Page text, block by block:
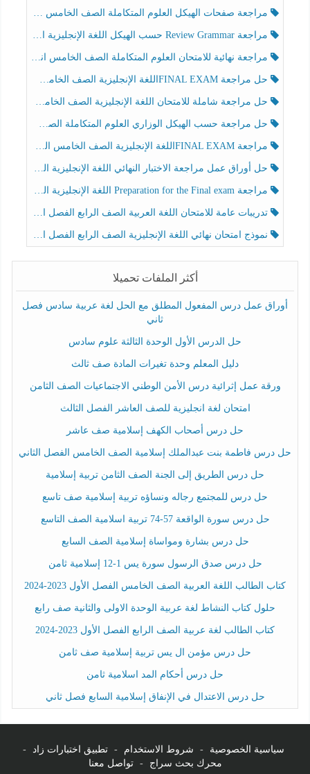
مراجعة صفحات الهيكل العلوم المتكاملة الصف الخامس انسبير الفصل الثالث
مراجعة Review Grammar حسب الهيكل اللغة الإنجليزية الصف الخامس الفصل الثالث
مراجعة نهائية للامتحان العلوم المتكاملة الصف الخامس انسبير الفصل الثالث
حل مراجعة FINAL EXAMاللغة الإنجليزية الصف الخامس الفصل الثالث
حل مراجعة شاملة للامتحان اللغة الإنجليزية الصف الخامس الفصل الثالث
حل مراجعة حسب الهيكل الوزاري العلوم المتكاملة الصف الخامس عام الفصل الثالث
مراجعة FINAL EXAMاللغة الإنجليزية الصف الخامس الفصل الثالث
حل أوراق عمل مراجعة الاختبار النهائي اللغة الإنجليزية الصف الرابع الفصل الثالث
مراجعة Preparation for the Final exam اللغة الإنجليزية الصف الرابع الفصل الثالث
تدريبات عامة للامتحان اللغة العربية الصف الرابع الفصل الثالث
نموذج امتحان نهائي اللغة الإنجليزية الصف الرابع الفصل الثالث
أكثر الملفات تحميلا
أوراق عمل درس المفعول المطلق مع الحل لغة عربية سادس فصل
ثاني
حل الدرس الأول الوحدة الثالثة علوم سادس
دليل المعلم وحدة تغيرات المادة صف ثالث
ورقة عمل إثرائية درس الأمن الوطني الاجتماعيات الصف الثامن
امتحان لغة انجليزية للصف العاشر الفصل الثالث
حل درس أصحاب الكهف إسلامية صف عاشر
حل درس فاطمة بنت عبدالملك إسلامية الصف الخامس الفصل الثاني
حل درس الطريق إلى الجنة الصف الثامن تربية إسلامية
حل درس للمجتمع رجاله ونساؤه تربية إسلامية صف تاسع
حل درس سورة الواقعة 57-74 تربية اسلامية الصف التاسع
حل درس بشارة ومواساة إسلامية الصف السابع
حل درس صدق الرسول سورة يس 1-12 إسلامية ثامن
كتاب الطالب اللغة العربية الصف الخامس الفصل الأول 2023-2024
حلول كتاب النشاط لغة عربية الوحدة الاولى والثانية صف رابع
كتاب الطالب لغة عربية الصف الرابع الفصل الأول 2023-2024
حل درس مؤمن ال يس تربية إسلامية صف ثامن
حل درس أحكام المد اسلامية ثامن
حل درس الاعتدال في الإنفاق إسلامية السابع فصل ثاني
سياسية الخصوصية - شروط الاستخدام - تطبيق اختبارات زاد
-
محرك بحث سراج
- تواصل معنا